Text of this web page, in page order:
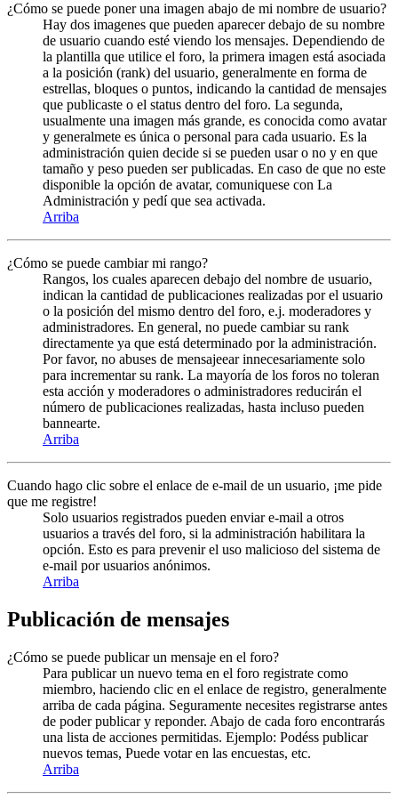
¿Cómo se puede poner una imagen abajo de mi nombre de usuario?
Hay dos imagenes que pueden aparecer debajo de su nombre
de usuario cuando esté viendo los mensajes. Dependiendo de
la plantilla que utilice el foro, la primera imagen está asociada
a la posición (rank) del usuario, generalmente en forma de
estrellas, bloques o puntos, indicando la cantidad de mensajes
que publicaste o el status dentro del foro. La segunda,
usualmente una imagen más grande, es conocida como avatar
y generalmete es única o personal para cada usuario. Es la
administración quien decide si se pueden usar o no y en que
tamaño y peso pueden ser publicadas. En caso de que no este
disponible la opción de avatar, comuniquese con La
Administración y pedí que sea activada.
Arriba
¿Cómo se puede cambiar mi rango?
Rangos, los cuales aparecen debajo del nombre de usuario,
indican la cantidad de publicaciones realizadas por el usuario
o la posición del mismo dentro del foro, e.j. moderadores y
administradores. En general, no puede cambiar su rank
directamente ya que está determinado por la administración.
Por favor, no abuses de mensajeear innecesariamente solo
para incrementar su rank. La mayoría de los foros no toleran
esta acción y moderadores o administradores reducirán el
número de publicaciones realizadas, hasta incluso pueden
bannearte.
Arriba
Cuando hago clic sobre el enlace de e-mail de un usuario, ¡me pide
que me registre!
Solo usuarios registrados pueden enviar e-mail a otros
usuarios a través del foro, si la administración habilitara la
opción. Esto es para prevenir el uso malicioso del sistema de
e-mail por usuarios anónimos.
Arriba
Publicación de mensajes
¿Cómo se puede publicar un mensaje en el foro?
Para publicar un nuevo tema en el foro registrate como
miembro, haciendo clic en el enlace de registro, generalmente
arriba de cada página. Seguramente necesites registrarse antes
de poder publicar y reponder. Abajo de cada foro encontrarás
una lista de acciones permitidas. Ejemplo: Podéss publicar
nuevos temas, Puede votar en las encuestas, etc.
Arriba